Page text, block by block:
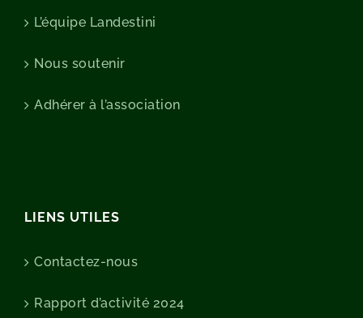
L’équipe Landestini
Nous soutenir
Adhérer à l’association
LIENS UTILES
Contactez-nous
Rapport d’activité 2024